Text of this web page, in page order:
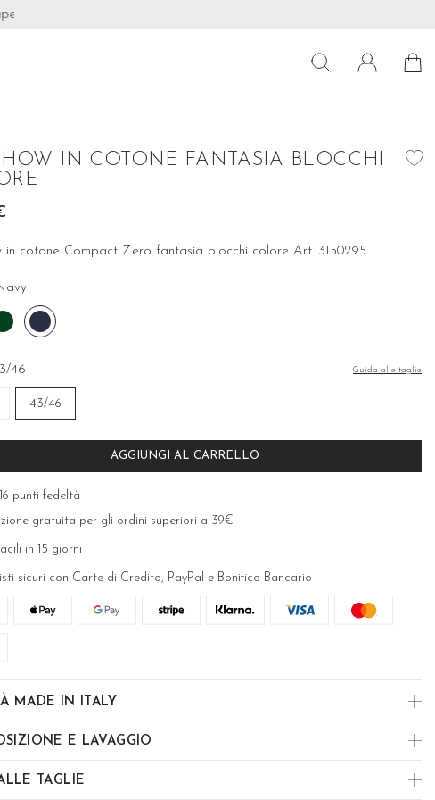
a 39€
IN COTONE FANTASIA BLOCCHI
in cotone Compact Zero fantasia blocchi colore Art. 3150295
Abete Navy
46 Guida alle taglie
43/46
AGGIUNGI AL CARRELLO
punti fedeltà
gratuita per gli ordini superiori a 39€
in 15 giorni
sicuri con Carte di Credito, PayPal e Bonifico Bancario
MADE IN ITALY
E LAVAGGIO
TAGLIE